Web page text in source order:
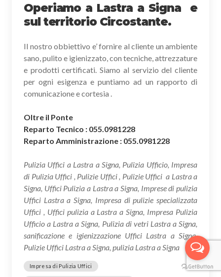
Operiamo a Lastra a Signa e
sul territorio Circostante.
Il nostro obbiettivo e’ fornire al cliente un ambiente
sano, pulito e igienizzato, con tecniche, attrezzature
e prodotti certificati. Siamo al servizio del cliente
per ogni esigenza e puntiamo ad un rapporto di
comunicazione e cortesia .
Oltre il Ponte
Reparto Tecnico : 055.0981228
Reparto Amministrazione : 055.0981228
Pulizia Uffici a Lastra a Signa, Pulizia Ufficio, Impresa
di Pulizia Uffici , Pulizie Uffici , Pulizie Uffici a Lastra a
Signa, Uffici Pulizia a Lastra a Signa, Imprese di pulizia
Uffici Lastra a Signa, Impresa di pulizie specializzata
Uffici , Uffici pulizia a Lastra a Signa, Impresa Pulizia
Ufficio a Lastra a Signa, Pulizia di vetri Lastra a Signa,
sanificazione e igienizzazione Uffici Lastra a Signa,
Pulizie Uffici Lastra a Signa, pulizia Lastra a Signa
Impresa di Pulizia Uffici